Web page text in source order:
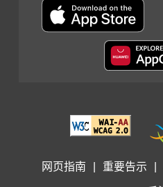
网页指南 重要告示